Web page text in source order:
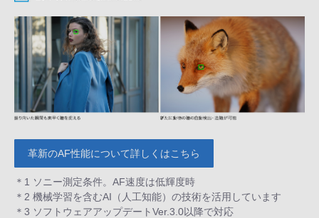
革新のAF性能について詳しくはこちら
＊1 ソニー測定条件。AF速度は低輝度時
＊2 機械学習を含むAI（人工知能）の技術を活用しています
＊3 ソフトウェアアップデートVer.3.0以降で対応